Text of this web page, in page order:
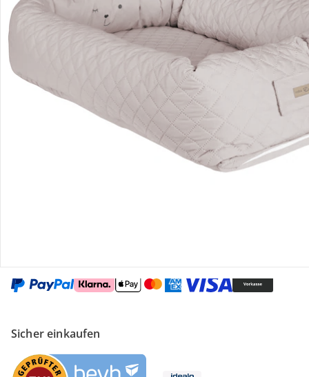
Gutscheine & Aktionen
Kontakt & Service
Sicher einkaufen